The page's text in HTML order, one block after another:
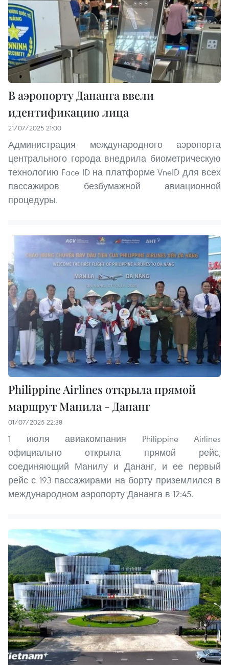
В аэропорту Дананга ввели
идентификацию лица
21/07/2025 21:00
Администрация международного аэропорта
центрального города внедрила биометрическую
технологию Face ID на платформе VneID для всех
пассажиров безбумажной авиационной
процедуры.
Philippine Airlines открыла прямой
маршрут Манила - Дананг
01/07/2025 22:38
1 июля авиакомпания Philippine Airlines
официально открыла прямой рейс,
соединяющий Манилу и Дананг, и ее первый
рейс с 193 пассажирами на борту приземлился в
международном аэропорту Дананга в 12:45.